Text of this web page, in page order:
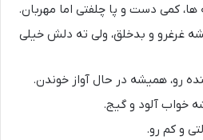
ها، کمی دست و پا چلفتی اما مهربان.
غرغرو و بدخلق، ولی ته دلش خیلی
رو، همیشه در حال آواز خوندن.
خواب آلود و گیج.
و کم رو.